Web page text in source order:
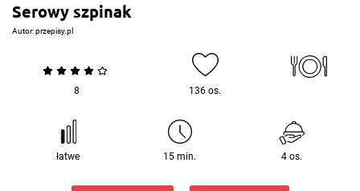
Serowy szpinak
Autor:przepisy.pl
8 136 os.
łatwe 15 min. 4 os.